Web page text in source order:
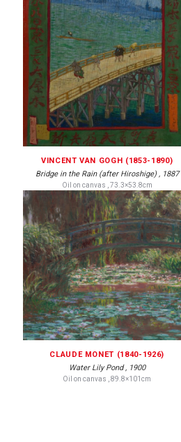
VINCENT VAN GOGH (1853-1890)
Bridge in the Rain (after Hiroshige) , 1887
Oil on canvas , 73.3×53.8cm
CLAUDE MONET (1840-1926)
Water Lily Pond , 1900
Oil on canvas , 89.8×101cm